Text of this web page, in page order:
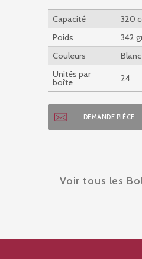
Capacité
320
Poids
342
Couleurs
Blanc
Unités par
boîte 24
DEMANDE PIÈCE
Voir tous les